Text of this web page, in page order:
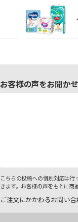
お客様の声をお聞か
こちらの投稿への個別対応は
きます。お客様の声をもとに商
ご注文にかかわるお問い合